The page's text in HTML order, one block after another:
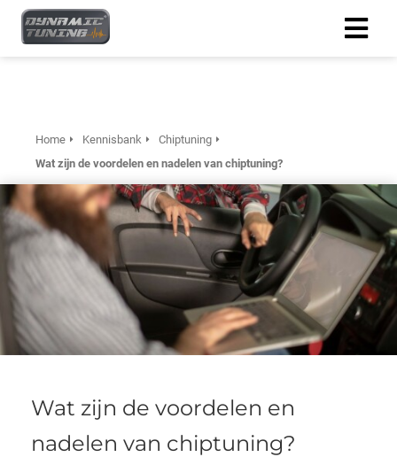
Home Kennisbank
Chiptuning
Wat zijn de voordelen en nadelen van chiptuning?
Wat zijn de voordelen en
nadelen van chiptuning?